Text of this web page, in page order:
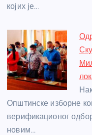
којих је…
Општинске изборне
верификационог
новим…